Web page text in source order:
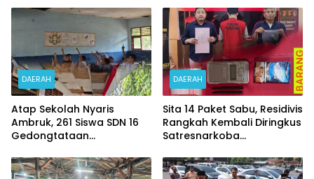
Meninggalnya Terduga
Perjuangkan Anggaran
Perbaikan
DAERAH
Atap Sekolah Nyaris
Ambruk, 261 Siswa SDN 16
Gedongtataan
Demi Belajar
DAERAH
Sita 14 Paket Sabu, Residivis
Rangkah Kembali Diringkus
Satresnarkoba